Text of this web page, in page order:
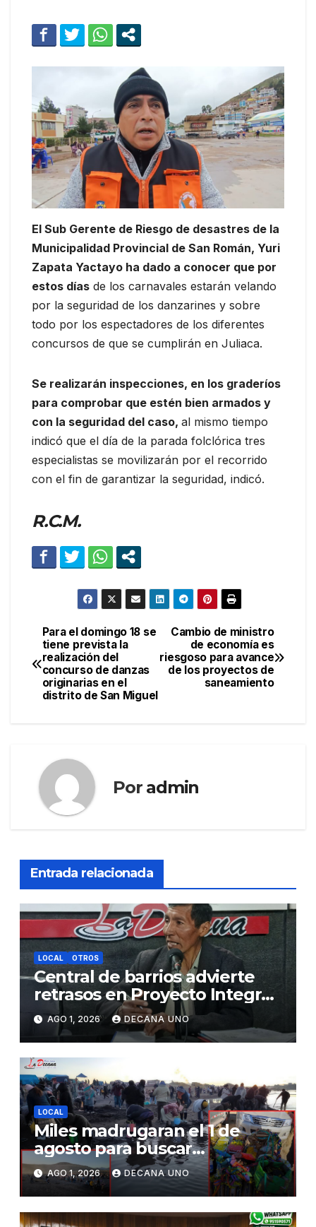
El Sub Gerente de Riesgo de desastres de la
Municipalidad Provincial de San Román, Yuri
Zapata Yactayo ha dado a conocer que por
estos días de los carnavales estarán velando
por la seguridad de los danzarines y sobre
todo por los espectadores de los diferentes
concursos de que se cumplirán en Juliaca.
Se realizarán inspecciones, en los graderíos
para comprobar que estén bien armados y
con la seguridad del caso, al mismo tiempo
indicó que el día de la parada folclórica tres
especialistas se movilizarán por el recorrido
con el fin de garantizar la seguridad, indicó.
R.C.M.
Navegación
de
entradas
Cambio de ministro
de economía es
riesgoso para avance
de los proyectos de
saneamiento
Para el domingo 18 se
tiene prevista la
realización del
concurso de danzas
originarias en el
distrito de San Miguel
Por admin
Entrada relacionada
LOCAL OTROS
Central de barrios advierte
retrasos en Proyecto Integral
de Agua y Alcantarillado para
Juliaca
AGO 1, 2026 DECANA UNO
LOCAL
Miles madrugaran el 1 de
agosto para buscar
piedrecillas en los ríos y
realizar la challa por la
riqueza y la prosperidad
AGO 1, 2026 DECANA UNO